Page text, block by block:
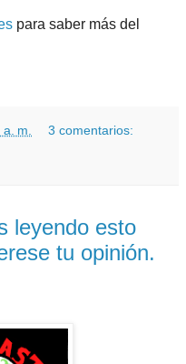
para saber más del
m. 3 comentarios:
leyendo esto
tu opinión.